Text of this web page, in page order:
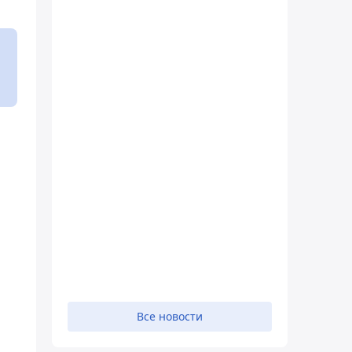
Все новости